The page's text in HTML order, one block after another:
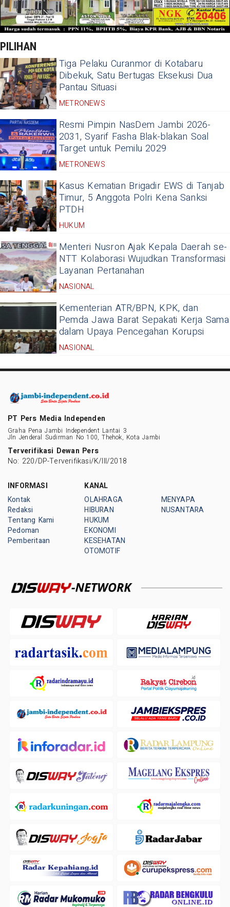
PILIHAN
Tiga Pelaku Curanmor di Kotabaru
Dibekuk, Satu Bertugas Eksekusi Dua
Pantau Situasi
METRONEWS
Resmi Pimpin NasDem Jambi 2026-
2031, Syarif Fasha Blak-blakan Soal
Target untuk Pemilu 2029
METRONEWS
Kasus Kematian Brigadir EWS di Tanjab
Timur, 5 Anggota Polri Kena Sanksi
PTDH
HUKUM
Menteri Nusron Ajak Kepala Daerah se-
NTT Kolaborasi Wujudkan Transformasi
Layanan Pertanahan
NASIONAL
Kementerian ATR/BPN, KPK, dan
Pemda Jawa Barat Sepakati Kerja Sama
dalam Upaya Pencegahan Korupsi
NASIONAL
PT Pers Media Independen
Graha Pena Jambi Independent Lantai 3
Jln Jenderal Sudirman No 100, Thehok, Kota Jambi
Terverifikasi Dewan Pers
No: 220/DP-Terverifikasi/K/III/2018
INFORMASI
Kontak
Redaksi
Tentang Kami
Pedoman
Pemberitaan
KANAL
OLAHRAGA
HIBURAN
HUKUM
EKONOMI
KESEHATAN
OTOMOTIF
MENYAPA
NUSANTARA